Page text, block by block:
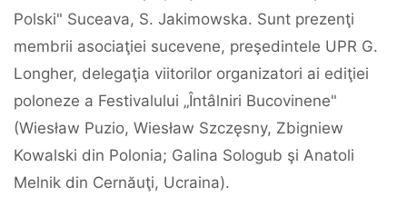
Polski" Suceava, S. Jakimowska. Sunt prezenţi
membrii asociaţiei sucevene, preşedintele UPR G.
Longher, delegaţia viitorilor organizatori ai ediţiei
poloneze a Festivalului „Întâlniri Bucovinene"
(Wiesław Puzio, Wiesław Szczęsny, Zbigniew
Kowalski din Polonia; Galina Sologub şi Anatoli
Melnik din Cernăuţi, Ucraina).